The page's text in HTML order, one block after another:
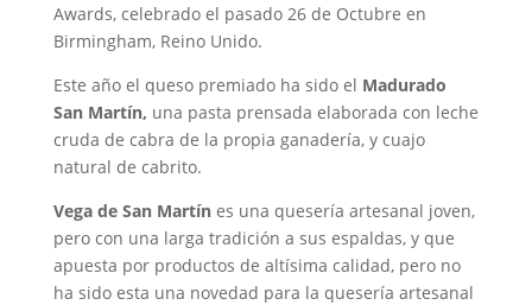
Awards, celebrado el pasado 26 de Octubre en
Birmingham, Reino Unido.
Este año el queso premiado ha sido el Madurado
San Martín, una pasta prensada elaborada con leche
cruda de cabra de la propia ganadería, y cuajo
natural de cabrito.
Vega de San Martínes una quesería artesanal joven,
pero con una larga tradición a sus espaldas, y que
apuesta por productos de altísima calidad, pero no
ha sido esta una novedad para la quesería artesanal